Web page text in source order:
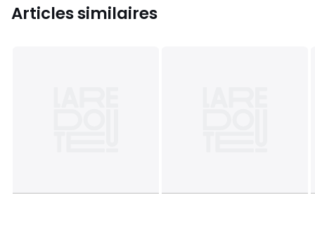
Articles similaires